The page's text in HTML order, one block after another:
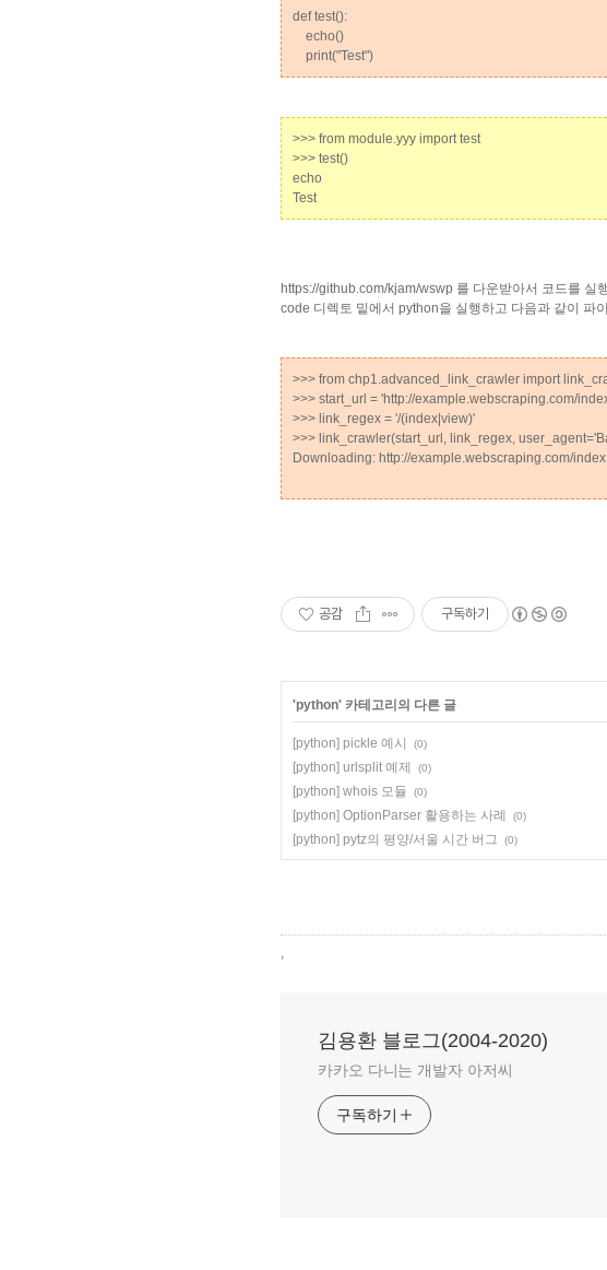
def test():
echo()
print("Test")
>>> from module.yyy import test
>>> test()
echo
Test
https://github.com/kjam/wswp 를 다운받아서 코드를 실
code 디렉토 밑에서 python을 실행하고 다음과 같이 파
>>> from chp1.advanced_link_crawler import
>>> start_url = 'http://example.webscraping.com/
>>> link_regex = '/(index|view)'
>>> link_crawler(start_url, link_regex,
Downloading: http://example.webscraping.com/index
공감 구독하기
'python' 카테고리의 다른 글
[python] pickle 예시 (0)
[python] urlsplit 예제 (0)
[python] whois 모듈 (0)
[python] OptionParser 활용하는 사례 (0)
[python] pytz의 평양/서울 시간 버그 (0)
,
김용환 블로그(2004-2020)
카카오 다니는 개발자 아저씨
구독하기